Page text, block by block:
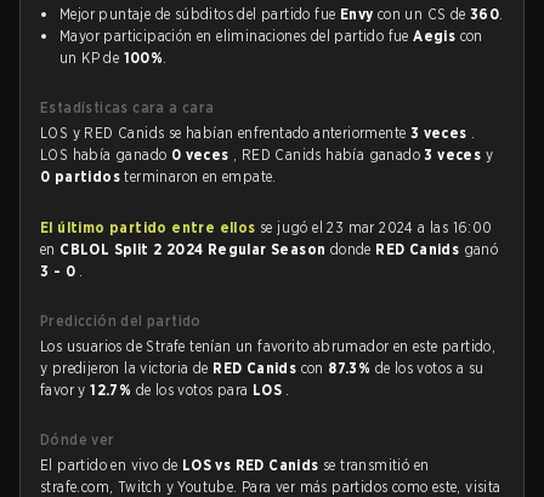
Mejor puntaje de súbditos del partido fue Envy con un CS de360.
Mayor participación en eliminaciones del partido fueAegis con
un KP de 100%.
Estadísticas cara a cara
LOS y RED Canids se habían enfrentado anteriormente 3 veces .
LOS había ganado 0 veces , RED Canids había ganado3 veces y
0 partidosterminaron en empate.
El último partido entre ellos se jugó el 23 mar 2024 a las 16:00
en CBLOL Split 2 2024 Regular Season donde RED Canids ganó
3 - 0 .
Predicción del partido
Los usuarios de Strafe tenían un favorito abrumador en este partido,
y predijeron la victoria de RED Canids con 87.3% de los votos a su
favor y12.7% de los votos para LOS .
Dónde ver
El partido en vivo de LOS vs RED Canids se transmitió en
strafe.com, Twitch y Youtube. Para ver más partidos como este, visita